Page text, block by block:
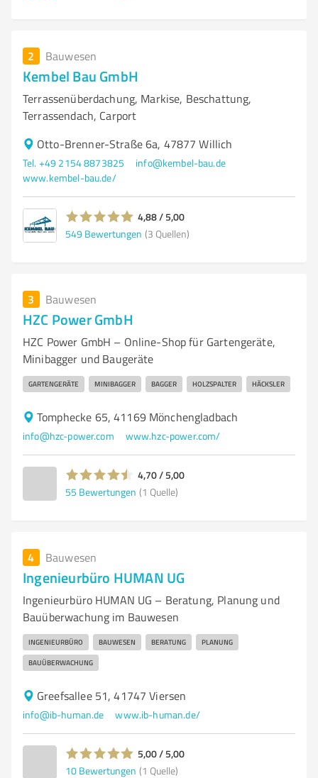
2 Bauwesen
Kembel Bau GmbH
Terrassenüberdachung, Markise, Beschattung,
Terrassendach, Carport
Otto-Brenner-Straße 6a, 47877 Willich
Tel. +49 2154 8873825
info@kembel-bau.de
www.kembel-bau.de/
4,88 / 5,00
549 Bewertungen (3 Quellen)
3 Bauwesen
HZC Power GmbH
HZC Power GmbH – Online-Shop für Gartengeräte,
Minibagger und Baugeräte
GARTENGERÄTE MINIBAGGER BAGGER HOLZSPALTER HÄCKSLER
Tomphecke 65, 41169 Mönchengladbach
info@hzc-power.com www.hzc-power.com/
4,70 / 5,00
55 Bewertungen (1 Quelle)
4 Bauwesen
Ingenieurbüro HUMAN UG
Ingenieurbüro HUMAN UG – Beratung, Planung und
Bauüberwachung im Bauwesen
INGENIEURBÜRO BAUWESEN BERATUNG PLANUNG
BAUÜBERWACHUNG
Greefsallee 51, 41747 Viersen
info@ib-human.de www.ib-human.de/
5,00 / 5,00
10 Bewertungen (1 Quelle)